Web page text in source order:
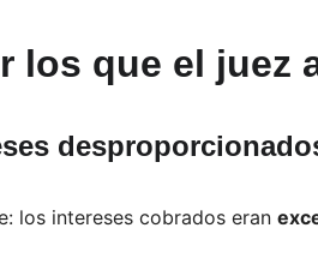
los que el juez
los intereses cobrados eran